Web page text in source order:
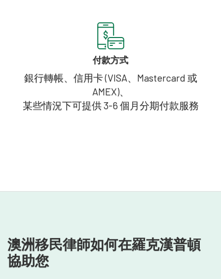
付款方式
銀行轉帳、信用卡 (VISA、Mastercard 或
AMEX)、
某些情況下可提供 3-6 個月分期付款服務
澳洲移民律師如何在羅克漢普頓
協助您